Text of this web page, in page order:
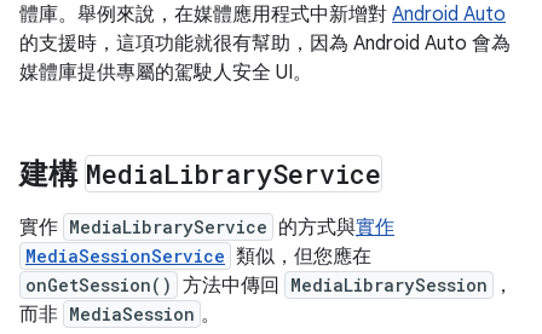
體庫。舉例來說，在媒體應用程式中新增對 Android Auto
的支援時，這項功能就很有幫助，因為 Android Auto 會為
媒體庫提供專屬的駕駛人安全 UI。
建構 MediaLibraryService
實作 MediaLibraryService 的方式與實作
MediaSessionService 類似，但您應在
onGetSession() 方法中傳回 MediaLibrarySession
，
而非 MediaSession 。